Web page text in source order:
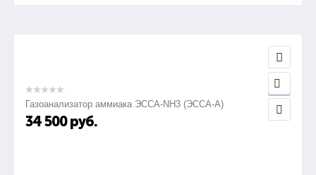
Газоанализатор аммиака ЭССА-NH3 (ЭССА-А)
34 500 руб.